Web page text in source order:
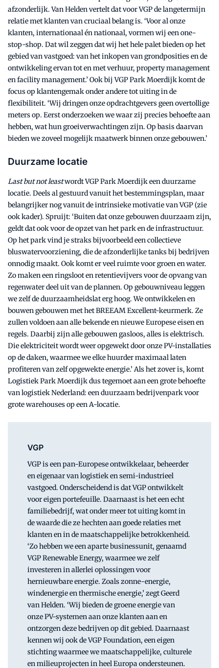
afzonderlijk. Van Helden vertelt dat voor VGP de langetermijn
relatie met klanten van cruciaal belang is. ‘Voor al onze
klanten, internationaal én nationaal, vormen wij een one-
stop-shop. Dat wil zeggen dat wij het hele palet bieden op het
gebied van vastgoed: van het inkopen van grondposities en de
ontwikkeling ervan tot en met verhuur, property management
en facility management.’ Ook bij VGP Park Moerdijk komt de
focus op klantengemak onder andere tot uiting in de
flexibiliteit. ‘Wij dringen onze opdrachtgevers geen overtollige
meters op. Eerst onderzoeken we waar zij precies behoefte aan
hebben, wat hun groeiverwachtingen zijn. Op basis daarvan
bieden we zoveel mogelijk maatwerk binnen onze gebouwen.’
Duurzame locatie
Last but not leastwordt VGP Park Moerdijk een duurzame
locatie. Deels al gestuurd vanuit het bestemmingsplan, maar
belangrijker nog vanuit de intrinsieke motivatie van VGP (zie
ook kader). Spruijt: ‘Buiten dat onze gebouwen duurzaam zijn,
geldt dat ook voor de opzet van het park en de infrastructuur.
Op het park vind je straks bijvoorbeeld een collectieve
bluswatervoorziening, die de afzonderlijke tanks bij bedrijven
onnodig maakt. Ook komt er veel ruimte voor groen en water.
Zo maken een ringsloot en retentievijvers voor de opvang van
regenwater deel uit van de plannen. Op gebouwniveau leggen
we zelf de duurzaamheidslat erg hoog. We ontwikkelen en
bouwen gebouwen met het BREEAM Excellent-keurmerk. Ze
zullen voldoen aan alle bekende en nieuwe Europese eisen en
regels. Daarbij zijn alle gebouwen gasloos, alles is elektrisch.
Die elektriciteit wordt weer opgewekt door onze PV-installaties
op de daken, waarmee we elke huurder maximaal laten
profiteren van zelf opgewekte energie.’ Als het zover is, komt
Logistiek Park Moerdijk dus tegemoet aan een grote behoefte
van logistiek Nederland: een duurzaam bedrijvenpark voor
grote warehouses op een A-locatie.
VGP
VGP is een pan-Europese ontwikkelaar, beheerder
en eigenaar van logistiek en semi-industrieel
vastgoed. Onderscheidend is dat VGP ontwikkelt
voor eigen portefeuille. Daarnaast is het een echt
familiebedrijf, wat onder meer tot uiting komt in
de waarde die ze hechten aan goede relaties met
klanten en in de maatschappelijke betrokkenheid.
‘Zo hebben we een aparte businessunit, genaamd
VGP Renewable Energy, waarmee we zelf
investeren in allerlei oplossingen voor
hernieuwbare energie. Zoals zonne-energie,
windenergie en thermische energie,’ zegt Geerd
van Helden. ‘Wij bieden de groene energie van
onze PV-systemen aan onze klanten aan en
ontzorgen deze bedrijven op dit gebied. Daarnaast
kennen wij ook de VGP Foundation, een eigen
stichting waarmee we maatschappelijke, culturele
en milieuprojecten in heel Europa ondersteunen.